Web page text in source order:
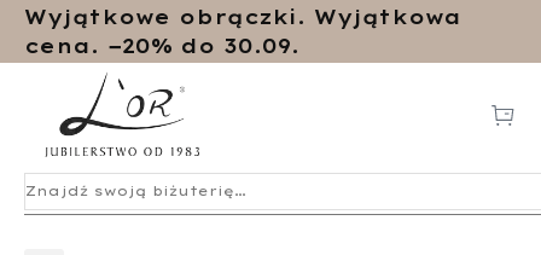
Wyjątkowe obrączki. Wyjątkowa
cena. −20% do 30.09.